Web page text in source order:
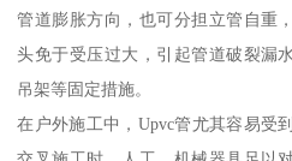
管道膨胀方向，也可分担立管自重
头免于受压过大，引起管道破裂漏
吊架等固定措施。
在户外施工中，Upvc管尤其容易受